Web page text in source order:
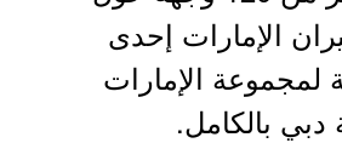
الإمارات إحدى
لمجموعة الإمارات
دبي بالكامل.